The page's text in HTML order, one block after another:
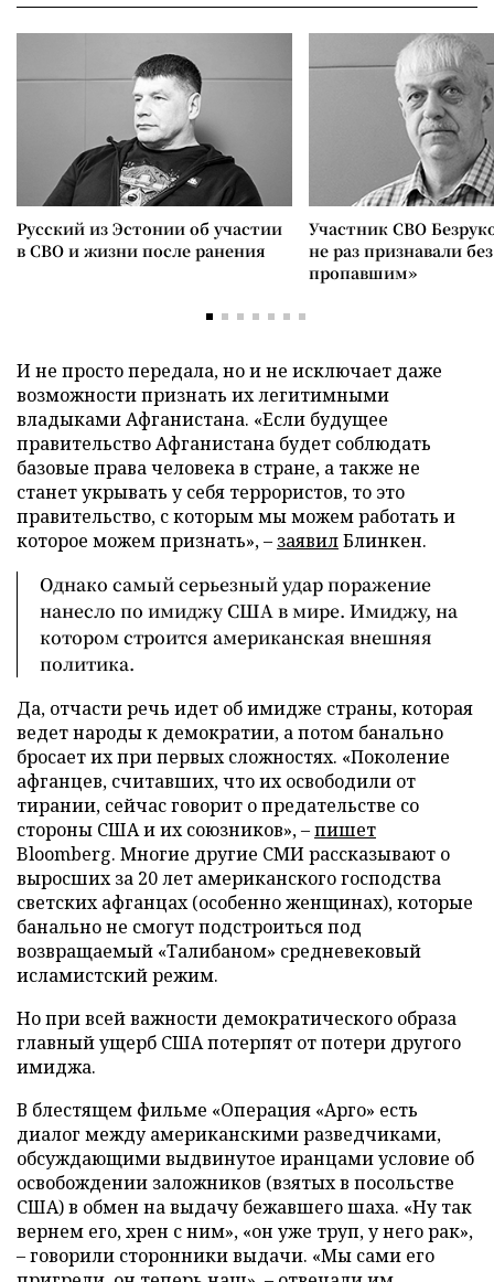
Русский из Эстонии об участии
в СВО и жизни после ранения
Участник СВО
не раз признавали
пропавшим»
И не просто передала, но и не исключает даже
возможности признать их легитимными
владыками Афганистана. «Если будущее
правительство Афганистана будет соблюдать
базовые права человека в стране, а также не
станет укрывать у себя террористов, то это
правительство, с которым мы можем работать и
которое можем признать», – заявилБлинкен.
Однако самый серьезный удар поражение
нанесло по имиджу США в мире. Имиджу, на
котором строится американская внешняя
политика.
Да, отчасти речь идет об имидже страны, которая
ведет народы к демократии, а потом банально
бросает их при первых сложностях. «Поколение
афганцев, считавших, что их освободили от
тирании, сейчас говорит о предательстве со
стороны США и их союзников», –пишет
Bloomberg. Многие другие СМИ рассказывают о
выросших за 20 лет американского господства
светских афганцах (особенно женщинах), которые
банально не смогут подстроиться под
возвращаемый «Талибаном» средневековый
исламистский режим.
Но при всей важности демократического образа
главный ущерб США потерпят от потери другого
имиджа.
В блестящем фильме «Операция «Арго» есть
диалог между американскими разведчиками,
обсуждающими выдвинутое иранцами условие об
освобождении заложников (взятых в посольстве
США) в обмен на выдачу бежавшего шаха. «Ну так
вернем его, хрен с ним», «он уже труп, у него рак»,
– говорили сторонники выдачи. «Мы сами его